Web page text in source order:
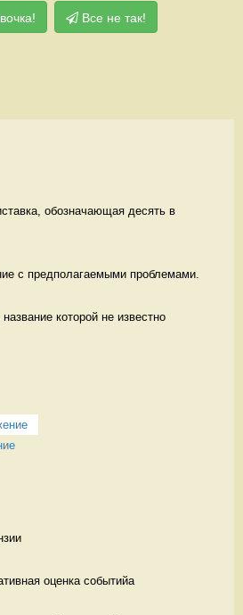
Все не так!
обозначающая десять в
с предполагаемыми проблемами.
которой не известно
оценка событийа